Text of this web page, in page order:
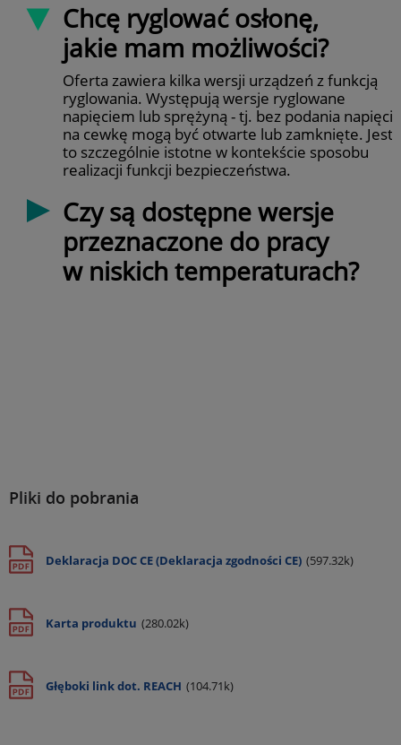
Chcę ryglować osłonę,
jakie mam możliwości?
Oferta zawiera kilka wersji urządzeń z funkcją
ryglowania. Występują wersje ryglowane
napięciem lub sprężyną - tj. bez podania napięcia
na cewkę mogą być otwarte lub zamknięte. Jest
to szczególnie istotne w kontekście sposobu
realizacji funkcji bezpieczeństwa.
Czy są dostępne wersje
przeznaczone do pracy
w niskich temperaturach?
Pliki do pobrania
Deklaracja DOC CE (Deklaracja zgodności CE) (597.32k)
Karta produktu (280.02k)
Głęboki link dot. REACH (104.71k)